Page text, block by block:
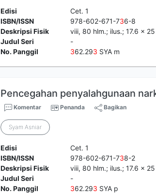
Edisi
Cet. 1
ISBN/ISSN
978-602-671-736-8
Deskripsi Fisik
viii, 80 hlm.; ilus.; 17.6 x
Judul Seri
-
No. Panggil
362.293 SYA m
Pencegahan penyalahgunaan
Komentar Penanda Bagikan
Syam Asniar
Edisi
Cet. 1
ISBN/ISSN
978-602-671-738-2
Deskripsi Fisik
viii, 80 hlm.; ilus.; 17.6 x
Judul Seri
-
No. Panggil
362.293 SYA p